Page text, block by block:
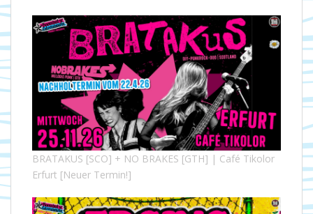
BRATAKUS [SCO] + NO BRAKES [GTH] | Café Tikolor
Erfurt [Neuer Termin!]